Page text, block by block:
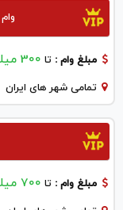
مبلغ وام : تا 300 میلیارد
تمامی شهر های ایران
مبلغ وام : تا 700 میلیون